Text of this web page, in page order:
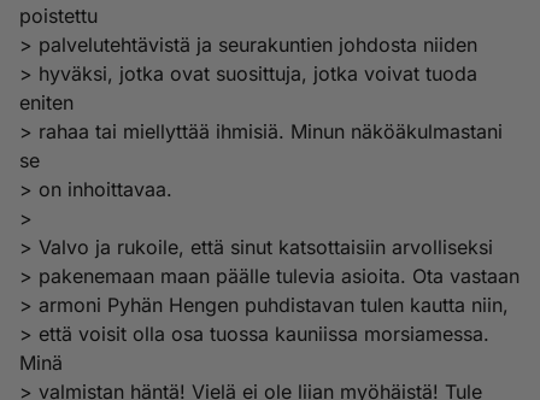
poistettu
> palvelutehtävistä ja seurakuntien johdosta niiden
> hyväksi, jotka ovat suosittuja, jotka voivat tuoda
eniten
> rahaa tai miellyttää ihmisiä. Minun näköäkulmastani
se
> on inhoittavaa.
>
> Valvo ja rukoile, että sinut katsottaisiin arvolliseksi
> pakenemaan maan päälle tulevia asioita. Ota vastaan
> armoni Pyhän Hengen puhdistavan tulen kautta niin,
> että voisit olla osa tuossa kauniissa morsiamessa.
Minä
> valmistan häntä! Vielä ei ole liian myöhäistä! Tule